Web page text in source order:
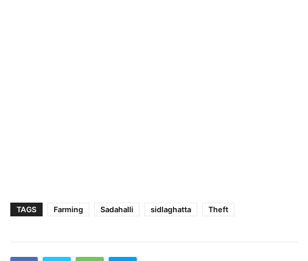
TAGS Farming Sadahalli sidlaghatta Theft